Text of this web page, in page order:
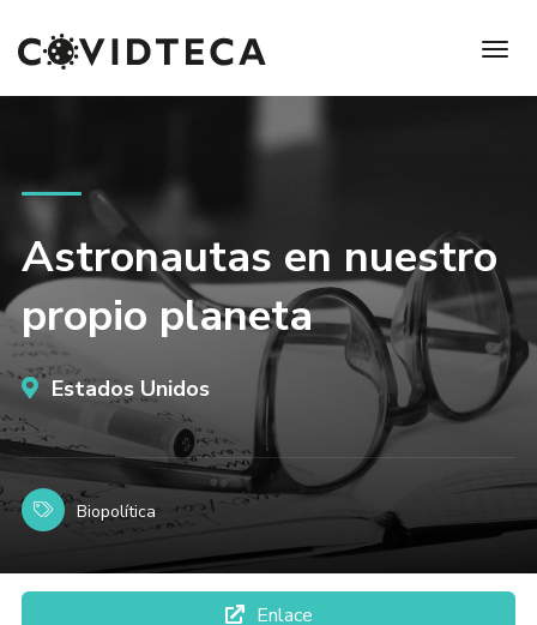
Astronautas en nuestro
propio planeta
Estados Unidos
Biopolítica
Enlace